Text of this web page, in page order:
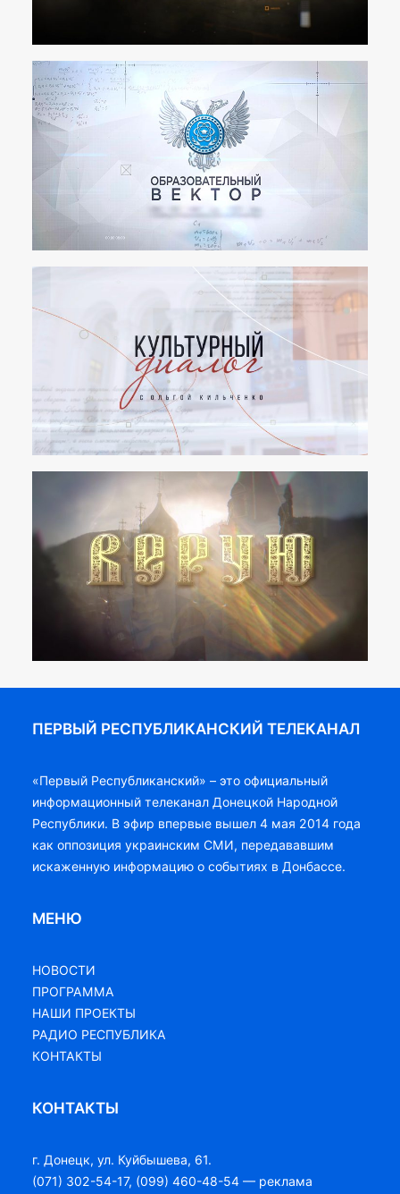
ПЕРВЫЙ РЕСПУБЛИКАНСКИЙ ТЕЛЕКАНАЛ
«Первый Республиканский» – это официальный
информационный телеканал Донецкой Народной
Республики. В эфир впервые вышел 4 мая 2014 года
как оппозиция украинским СМИ, передававшим
искаженную информацию о событиях в Донбассе.
МЕНЮ
НОВОСТИ
ПРОГРАММА
НАШИ ПРОЕКТЫ
РАДИО РЕСПУБЛИКА
КОНТАКТЫ
КОНТАКТЫ
г. Донецк, ул. Куйбышева, 61.
(071) 302-54-17, (099) 460-48-54 — реклама